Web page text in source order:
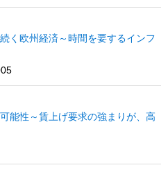
く欧州経済～時間を要するインフ
能性～賃上げ要求の強まりが、高